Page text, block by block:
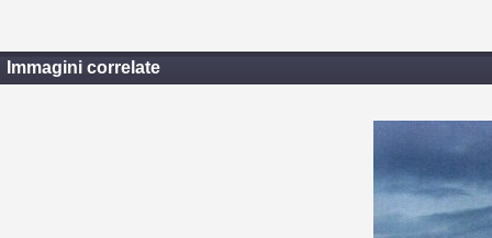
Immagini correlate